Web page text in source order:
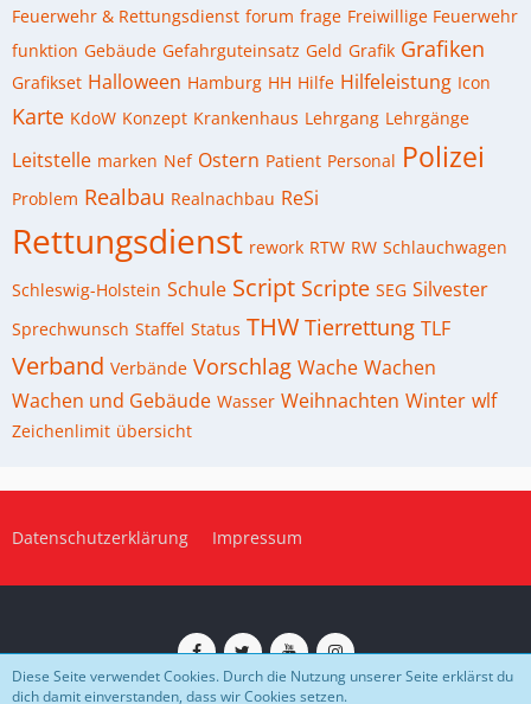
Feuerwehr & Rettungsdienst forum frage Freiwillige Feuerwehr
funktion Gebäude Gefahrguteinsatz Geld Grafik Grafiken
Grafikset Halloween Hamburg HH Hilfe Hilfeleistung Icon
Karte KdoW Konzept Krankenhaus Lehrgang Lehrgänge
Leitstelle marken Nef Ostern Patient Personal Polizei
Problem Realbau Realnachbau ReSi
Rettungsdienst rework RTW RW Schlauchwagen
Schleswig-Holstein Schule Script Scripte SEG Silvester
Sprechwunsch Staffel Status THW Tierrettung TLF
Verband Verbände Vorschlag Wache Wachen
Wachen und Gebäude Wasser Weihnachten Winter wlf
Zeichenlimit übersicht
Datenschutzerklärung Impressum
Diese Seite verwendet Cookies. Durch die Nutzung unserer Seite erklärst du
dich damit einverstanden, dass wir Cookies setzen.